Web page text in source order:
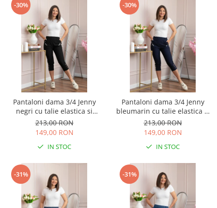
-30%
Pantaloni dama 3/4 Jenny
negri cu talie elastica si
fermoare decorative
213,00 RON
149,00 RON
IN STOC
-30%
Pantaloni dama 3/4 Jenny
bleumarin cu talie elastica si
fermoare decorative
213,00 RON
149,00 RON
IN STOC
-31% -31%